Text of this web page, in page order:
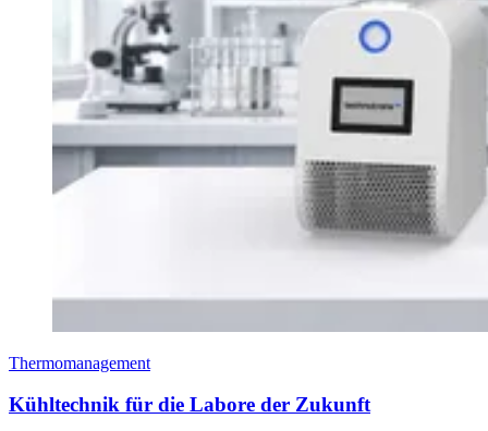
Thermomanagement
Kühltechnik für die Labore der Zukunft